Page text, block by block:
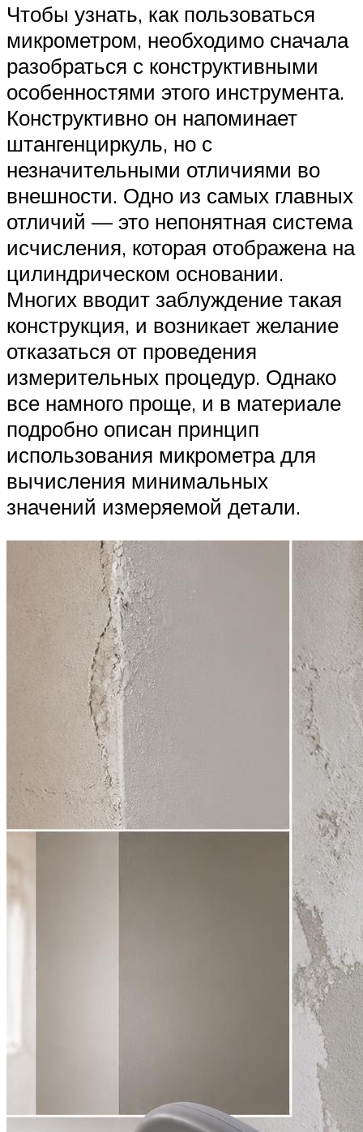
Чтобы узнать, как пользоваться
микрометром, необходимо сначала
разобраться с конструктивными
особенностями этого инструмента.
Конструктивно он напоминает
штангенциркуль, но с
незначительными отличиями во
внешности. Одно из самых главных
отличий — это непонятная система
исчисления, которая отображена на
цилиндрическом основании.
Многих вводит заблуждение такая
конструкция, и возникает желание
отказаться от проведения
измерительных процедур. Однако
все намного проще, и в материале
подробно описан принцип
использования микрометра для
вычисления минимальных
значений измеряемой детали.